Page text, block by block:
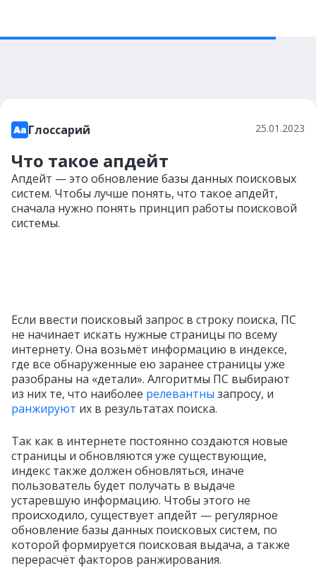
Глоссарий 25.01.2023
Что такое апдейт
Апдейт — это обновление базы данных поисковых
систем. Чтобы лучше понять, что такое апдейт,
сначала нужно понять принцип работы поисковой
системы.
Если ввести поисковый запрос в строку поиска, ПС
не начинает искать нужные страницы по всему
интернету. Она возьмёт информацию в индексе,
где все обнаруженные ею заранее страницы уже
разобраны на «детали». Алгоритмы ПС выбирают
из них те, что наиболее релевантны запросу, и
ранжируют их в результатах поиска.
Так как в интернете постоянно создаются новые
страницы и обновляются уже существующие,
индекс также должен обновляться, иначе
пользователь будет получать в выдаче
устаревшую информацию. Чтобы этого не
происходило, существует апдейт — регулярное
обновление базы данных поисковых систем, по
которой формируется поисковая выдача, а также
перерасчёт факторов ранжирования.